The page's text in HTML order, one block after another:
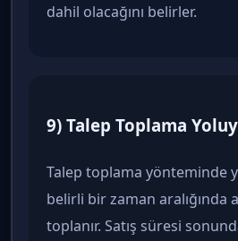
dahil olacağını belirler.
9) Talep Toplama
Talep toplama yönteminde
belirli bir zaman aralığında
toplanır. Satış süresi